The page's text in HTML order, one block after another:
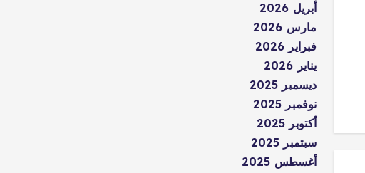
أبريل 2026
مارس 2026
فبراير 2026
يناير 2026
ديسمبر 2025
نوفمبر 2025
أكتوبر 2025
سبتمبر 2025
أغسطس 2025